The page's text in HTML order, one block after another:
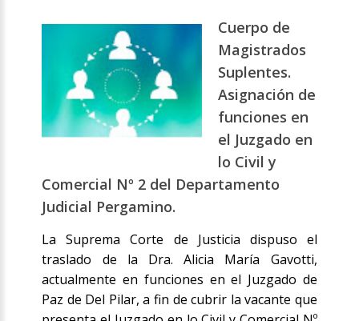
Cuerpo de
Magistrados
Suplentes.
Asignación de
funciones en
el Juzgado en
lo Civil y
Comercial Nº 2 del Departamento
Judicial Pergamino.
La Suprema Corte de Justicia dispuso el
traslado de la Dra. Alicia María Gavotti,
actualmente en funciones en el Juzgado de
Paz de Del Pilar, a fin de cubrir la vacante que